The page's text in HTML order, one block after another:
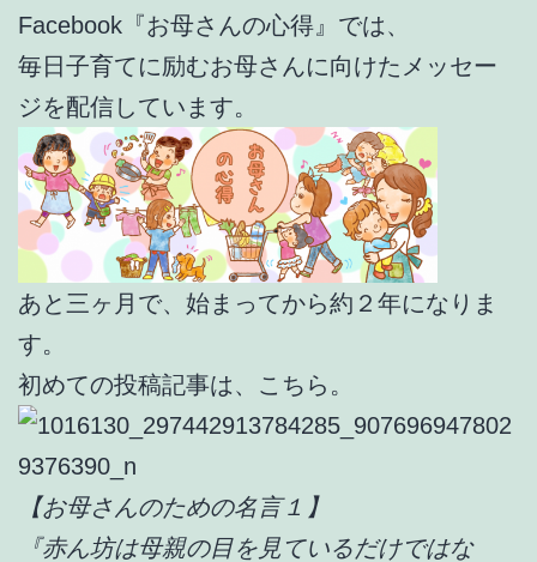
Facebook『お母さんの心得』では、
毎日子育てに励むお母さんに向けたメッセー
ジを配信しています。
あと三ヶ月で、始まってから約２年になりま
す。
初めての投稿記事は、こちら。
【お母さんのための名言１】
『赤ん坊は母親の目を見ているだけではな